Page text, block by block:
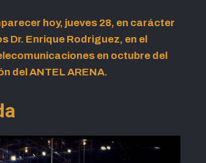
hoy, jueves 28, en carácter
Dr. Enrique Rodriguez, en el
en octubre del
del ANTEL ARENA.